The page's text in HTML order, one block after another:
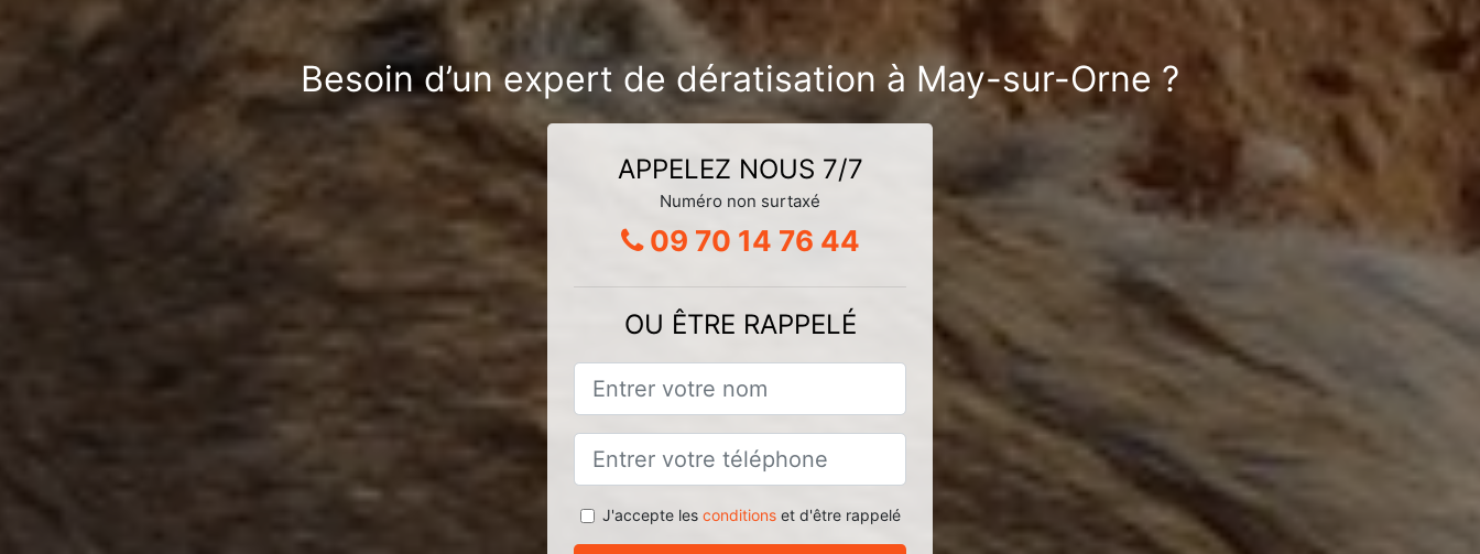
Besoin d’un expert de dératisation à May-sur-Orne ?
APPELEZ NOUS 7/7
Numéro non surtaxé
09 70 14 76 44
OU ÊTRE RAPPELÉ
J'accepte les conditionset d'être rappelé